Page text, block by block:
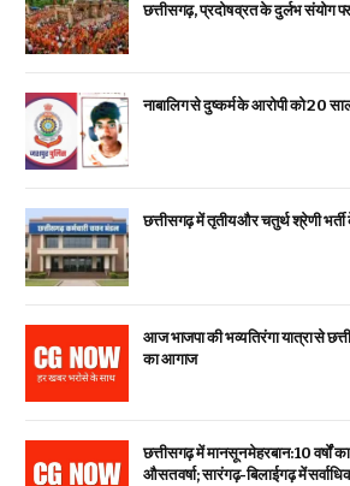
छत्तीसगढ़, प्रदोष व्रत के दुर्लभ संयोग
नाबालिग से दुष्कर्म के आरोपी को 20
छत्तीसगढ़ में तृतीय और चतुर्थ श्रेणी भर्ती
आज भाजपा की भव्य तिरंगा यात्रा से
का आगाज
छत्तीसगढ़ में मानसून मेहरबान: 10 वर्षों
औसत वर्षा; सारंगढ़-बिलाईगढ़ में